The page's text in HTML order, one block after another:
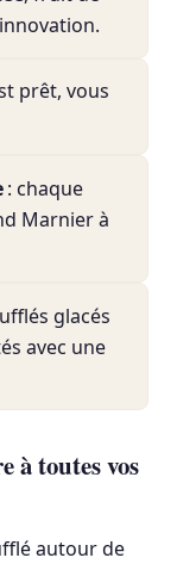
prêt, vous
: chaque
Marnier à
glacés
avec une
à toutes vos
autour de